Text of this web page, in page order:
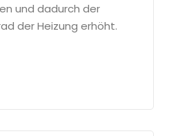
und dadurch der
der Heizung erhöht.